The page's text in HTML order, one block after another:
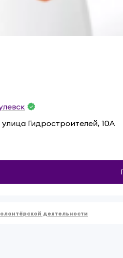
Гидростроителей, 10А
деятельности